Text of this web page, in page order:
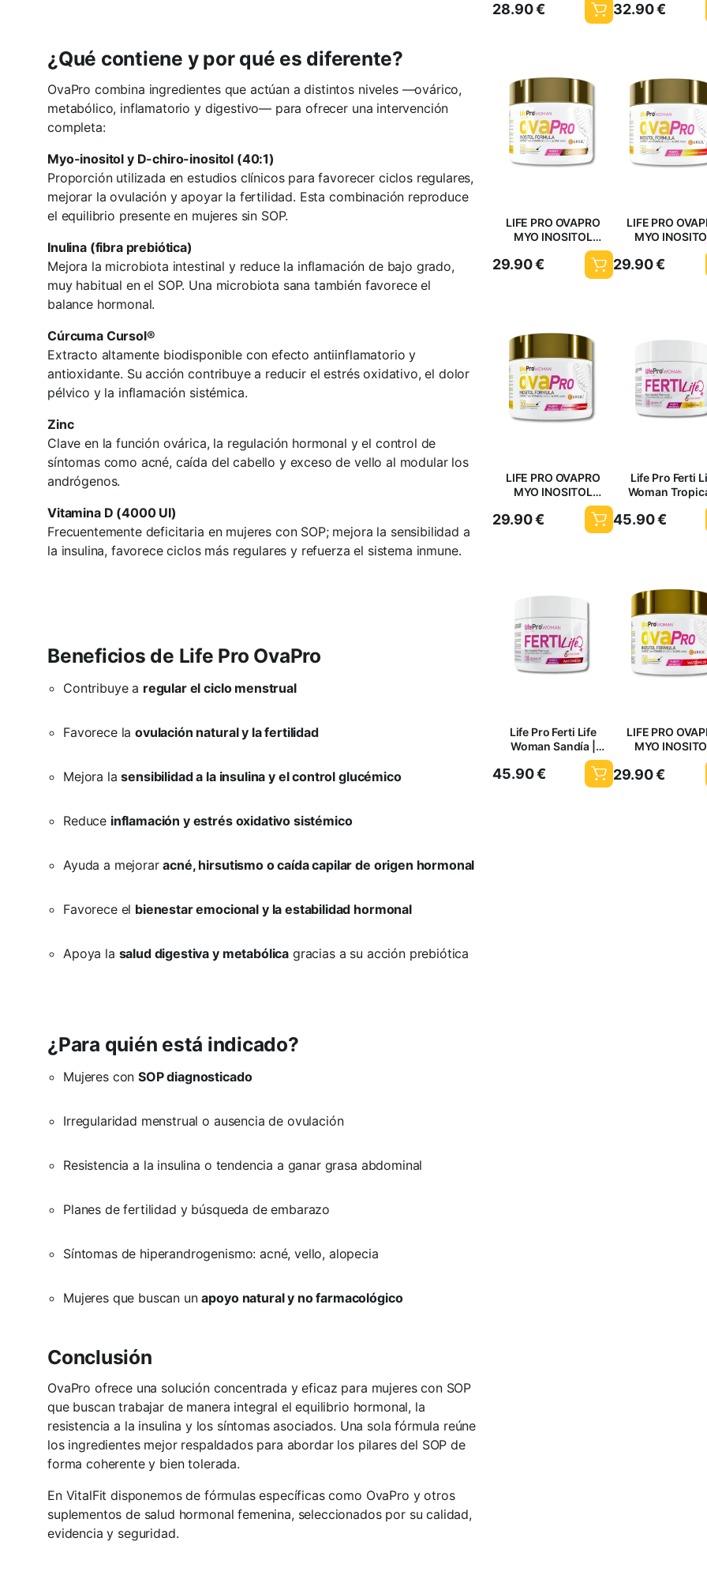
¿Qué contiene y por qué es diferente?
OvaPro combina ingredientes que actúan a distintos niveles —ovárico,
metabólico, inflamatorio y digestivo— para ofrecer una intervención
completa:
Myo-inositol y D-chiro-inositol (40:1)
Proporción utilizada en estudios clínicos para favorecer ciclos regulares,
mejorar la ovulación y apoyar la fertilidad. Esta combinación reproduce
el equilibrio presente en mujeres sin SOP.
Inulina (fibra prebiótica)
Mejora la microbiota intestinal y reduce la inflamación de bajo grado,
muy habitual en el SOP. Una microbiota sana también favorece el
balance hormonal.
Cúrcuma Cursol®
Extracto altamente biodisponible con efecto antiinflamatorio y
antioxidante. Su acción contribuye a reducir el estrés oxidativo, el dolor
pélvico y la inflamación sistémica.
Zinc
Clave en la función ovárica, la regulación hormonal y el control de
síntomas como acné, caída del cabello y exceso de vello al modular los
andrógenos.
Vitamina D (4000 UI)
Frecuentemente deficitaria en mujeres con SOP; mejora la sensibilidad a
la insulina, favorece ciclos más regulares y refuerza el sistema inmune.
Beneficios de Life Pro OvaPro
Contribuye a regular el ciclo menstrual
Favorece laovulación natural y la fertilidad
Mejora lasensibilidad a la insulina y el control glucémico
Reduce inflamación y estrés oxidativo sistémico
Ayuda a mejoraracné, hirsutismo o caída capilar de origen hormonal
Favorece el bienestar emocional y la estabilidad hormonal
Apoya la salud digestiva y metabólica gracias a su acción prebiótica
¿Para quién está indicado?
Mujeres conSOP diagnosticado
Irregularidad menstrual o ausencia de ovulación
Resistencia a la insulina o tendencia a ganar grasa abdominal
Planes de fertilidad y búsqueda de embarazo
Síntomas de hiperandrogenismo: acné, vello, alopecia
Mujeres que buscan unapoyo natural y no farmacológico
Conclusión
OvaPro ofrece una solución concentrada y eficaz para mujeres con SOP
que buscan trabajar de manera integral el equilibrio hormonal, la
resistencia a la insulina y los síntomas asociados. Una sola fórmula reúne
los ingredientes mejor respaldados para abordar los pilares del SOP de
forma coherente y bien tolerada.
En VitalFit disponemos de fórmulas específicas como OvaPro y otros
suplementos de salud hormonal femenina, seleccionados por su calidad,
evidencia y seguridad.
28.90€ 32.90€
LIFE PRO OVAPRO
MYO INOSITOL
CAPPUCCINO 150GR
29.90€
LIFE PRO
MYO
BANANA
29.90€
LIFE PRO OVAPRO
MYO INOSITOL
STRAWBERRY
CHEESECAKE 150GR
29.90€
Life Pro Ferti
Woman
Fertilidad
Apoyo
45.90€
Life Pro Ferti Life
Woman Sandía |
Fertilidad Femenina y
Salud Reproductiva
45.90€
LIFE PRO
MYO
WATERMELON
29.90€